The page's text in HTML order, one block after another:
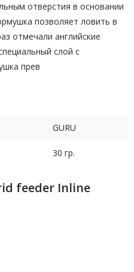
отверстия в основании
позволяет ловить в
отмечали английские
слой с
прев
GURU
30 гр.
feeder Inline